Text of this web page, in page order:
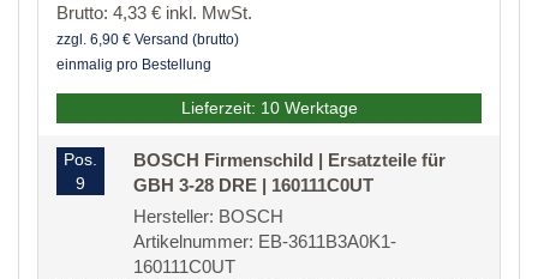
Brutto: 4,33 € inkl. MwSt.
zzgl. 6,90 € Versand (brutto)
einmalig pro Bestellung
Lieferzeit: 10 Werktage
Pos.
9
BOSCH Firmenschild | Ersatzteile für
GBH 3-28 DRE | 160111C0UT
Hersteller: BOSCH
Artikelnummer: EB-3611B3A0K1-
160111C0UT